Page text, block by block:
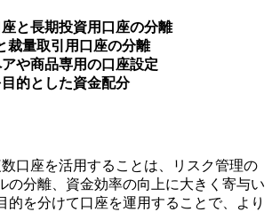
と長期投資用口座の分離
裁量取引用口座の分離
や商品専用の口座設定
的とした資金配分
数口座を活用することは、リスク管理の
の分離、資金効率の向上に大きく寄与い
的を分けて口座を運用することで、より